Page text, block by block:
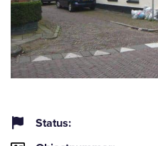
Status: